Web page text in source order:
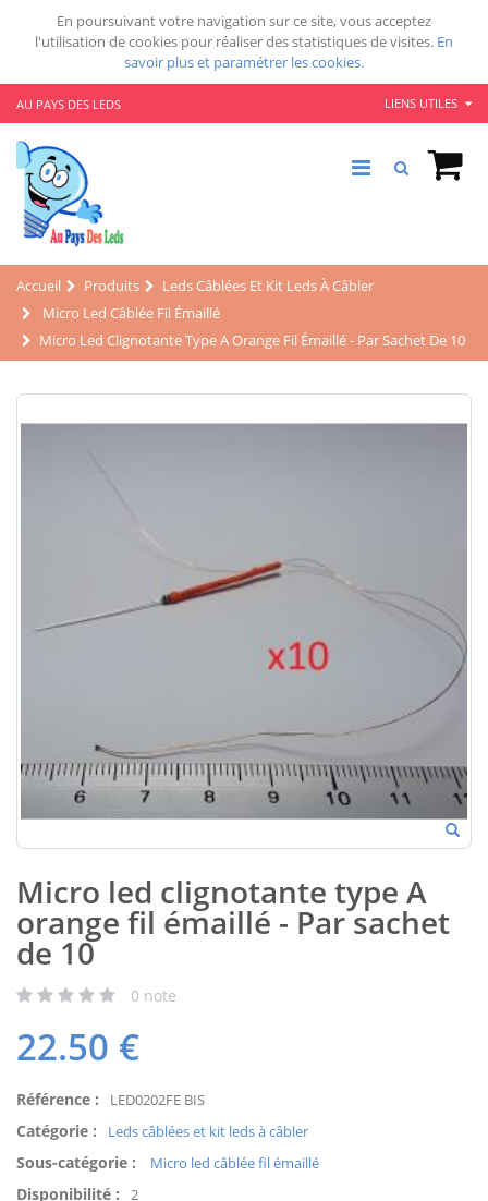
En poursuivant votre navigation sur ce site, vous acceptez
l'utilisation de cookies pour réaliser des statistiques de visites. En
savoir plus et paramétrer les cookies.
AU PAYS DES LEDS LIENS UTILES
Accueil Produits
Leds Câblées Et Kit Leds À Câbler
Micro Led Câblée Fil Émaillé
Micro Led Clignotante Type A Orange Fil Émaillé - Par Sachet De 10
Micro led clignotante type A
orange fil émaillé - Par sachet
de 10
0 note
22.50 €
Référence : LED0202FE BIS
Catégorie : Leds câblées et kit leds à câbler
Sous-catégorie : Micro led câblée fil émaillé
Disponibilité : 2